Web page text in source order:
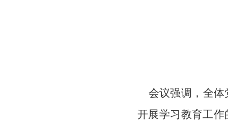
会议强调，全体
开展学习教育工